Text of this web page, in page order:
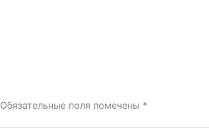
Обязательные поля помечены *